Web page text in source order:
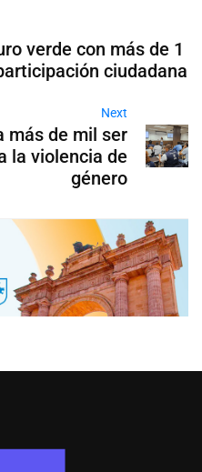
verde con más de 1
ciudadana
Next
más de mil ser
la violencia de
género